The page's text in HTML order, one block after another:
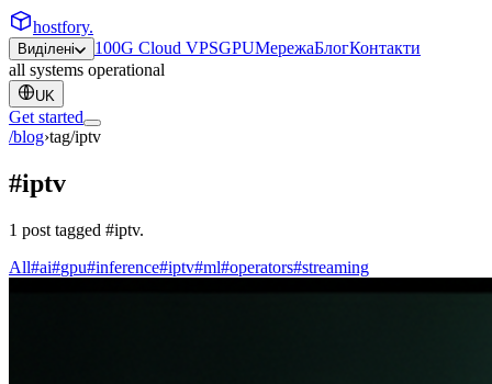
hostfory.
Виділені 100G Cloud VPSGPUМережаБлогКонтакти
all systems operational
UK
Get started
/blog›tag/iptv
#iptv
1 post tagged #iptv.
All#ai#gpu#inference#iptv#ml#operators#streaming